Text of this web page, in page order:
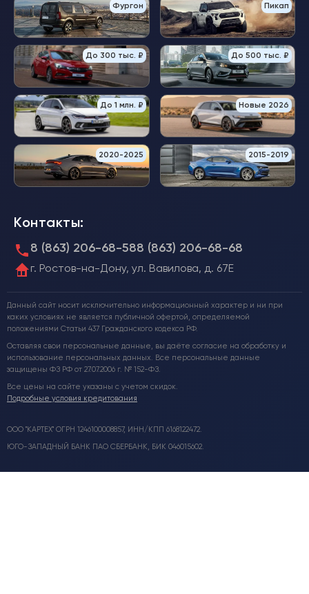
Фургон Пикап
До 300 тыс. ₽ До 500 тыс. ₽
До 1 млн. ₽ Новые 2026
2020-2025 2015-2019
Контакты:
8 (863) 206-68-588 (863) 206-68-68
г. Ростов-на-Дону, ул. Вавилова, д. 67Е
Данный сайт носит исключительно информационный характер и ни при
каких условиях не является публичной офертой, определяемой
положениями Статьи 437 Гражданского кодекса РФ.
Оставляя свои персональные данные, вы даёте согласие на обработку и
использование персональных данных. Все персональные данные
защищены ФЗ РФ от 27.07.2006 г. № 152-ФЗ.
Все цены на сайте указаны с учетом скидок.
Подробные условия кредитования
ООО "КАРТЕХ" ОГРН 1246100008857, ИНН/КПП 6168122472.
ЮГО-ЗАПАДНЫЙ БАНК ПАО СБЕРБАНК, БИК 046015602.